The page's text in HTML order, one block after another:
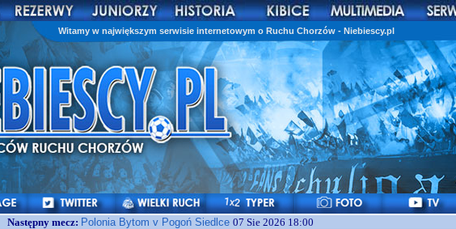
Witamy w największym serwisie internetowym o Ruchu Chorzów - Niebiescy.pl
Następny mecz: Polonia Bytom v Pogoń Siedlce 07 Sie 2026 18:00